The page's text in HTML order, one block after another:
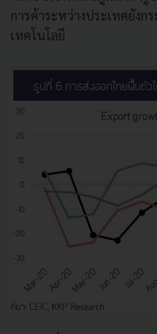
การค้าระหว่างประเทศยังก
เทคโนโลยี